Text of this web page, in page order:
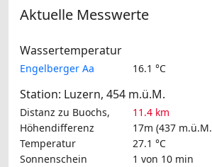
Aktuelle Messwerte
Wassertemperatur
Engelberger Aa 16.1 °C
Station: Luzern, 454 m.ü.M.
Distanz zu Buochs,
11.4 km
Höhendifferenz
17m (437
Temperatur
27.1 °C
Sonnenschein
1 von 10 min